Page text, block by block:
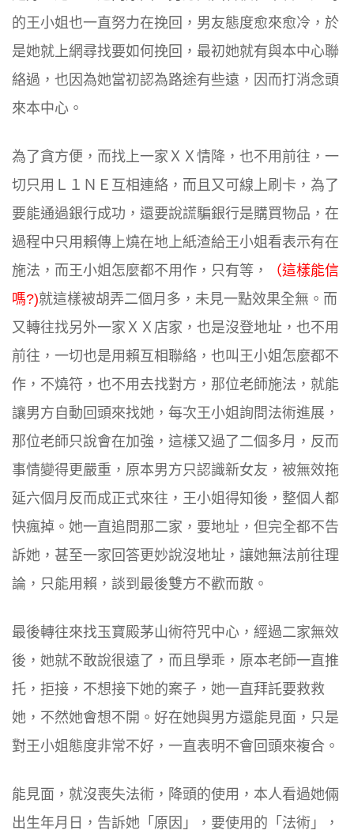
的王小姐也一直努力在挽回，男友態度愈來愈冷，於
是她就上網尋找要如何挽回，最初她就有與本中心聯
絡過，也因為她當初認為路途有些遠，因而打消念頭
來本中心。
為了貪方便， 而找上一家ＸＸ 情降，也不用前往，一
切只用Ｌ１ＮＥ互相連絡，而且又可線上刷卡，為了
要能通過銀行成功 ，還要說謊騙銀行是購買物品，在
過程中只用賴傳上燒在地上紙渣給王小姐看表示有在
施法，而王小姐怎麼都不用作，只有等， （這樣能信
嗎?)就這樣被胡弄二個月多，未見一點效果全無。而
又轉往找另外一家ＸＸ店家，也是沒登地址，也不用
前往，一切也是用賴互相聯絡，也叫王小姐怎麼都不
作，不燒符，也不用去找對方​，那位老師施法，就能
讓男方自動回頭來找她​，每次王小姐詢問法術進展，
那位老師只說會在加強，這樣又過了二個多月，反而
事情變得更嚴重，原本男方只認識新女友，被無效拖
延六個月反而成正式來往 ， 王小姐得知後，整個人都
快瘋掉。她一直追問那二家，要地址，但完全都不告
訴她，甚至一家回答更妙說沒地址，讓她無法前往理
論，只能用賴，談到最後雙方不歡而散。
最後轉往來找玉寶殿茅山術符咒中心，經過二家無效
後，她就不敢說很遠了，而且學乖，原本老師一直推
托，拒接，不想接下她的案子，她一直拜託要救救
她，不然她會想不開。好在她與男方還能見面，只是
對王小姐態度非常不好，一直表明不會回頭來複合​。
能見面，就沒喪失法術，降頭的使用，本人看過她倆
出生年月日，告訴她「原因」，要使用的「法術」，